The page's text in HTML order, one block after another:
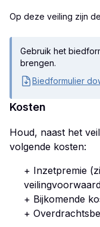
Op deze veiling zijn de
Gebruik het
brengen.
Biedformulier
Kosten
Houd, naast het
volgende kosten:
+ Inzetpremie
+ Bijkomende
+